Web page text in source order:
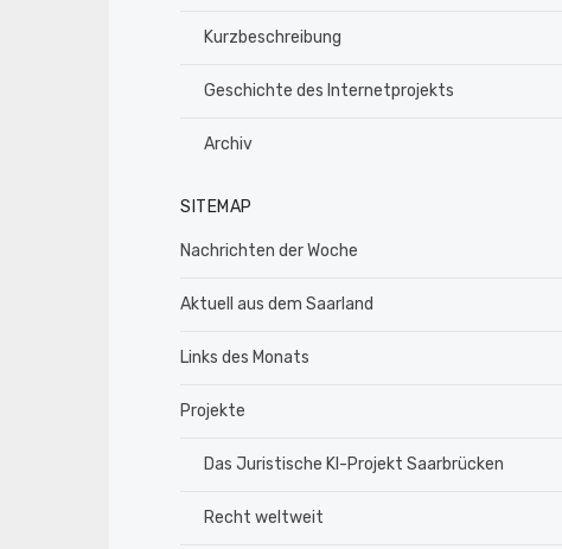
Kurzbeschreibung
Geschichte des Internetprojekts
Archiv
SITEMAP
Nachrichten der Woche
Aktuell aus dem Saarland
Links des Monats
Projekte
Das Juristische KI-Projekt Saarbrücken
Recht weltweit